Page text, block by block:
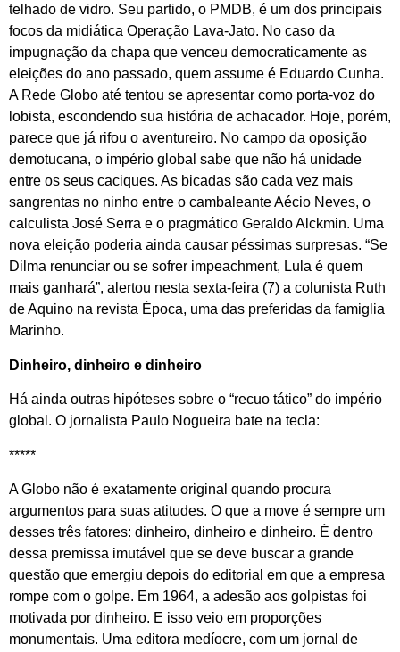
telhado de vidro. Seu partido, o PMDB, é um dos principais
focos da midiática Operação Lava-Jato. No caso da
impugnação da chapa que venceu democraticamente as
eleições do ano passado, quem assume é Eduardo Cunha.
A Rede Globo até tentou se apresentar como porta-voz do
lobista, escondendo sua história de achacador. Hoje, porém,
parece que já rifou o aventureiro. No campo da oposição
demotucana, o império global sabe que não há unidade
entre os seus caciques. As bicadas são cada vez mais
sangrentas no ninho entre o cambaleante Aécio Neves, o
calculista José Serra e o pragmático Geraldo Alckmin. Uma
nova eleição poderia ainda causar péssimas surpresas. “Se
Dilma renunciar ou se sofrer impeachment, Lula é quem
mais ganhará”, alertou nesta sexta-feira (7) a colunista Ruth
de Aquino na revista Época, uma das preferidas da famiglia
Marinho.
Dinheiro, dinheiro e dinheiro
Há ainda outras hipóteses sobre o “recuo tático” do império
global. O jornalista Paulo Nogueira bate na tecla:
*****
A Globo não é exatamente original quando procura
argumentos para suas atitudes. O que a move é sempre um
desses três fatores: dinheiro, dinheiro e dinheiro. É dentro
dessa premissa imutável que se deve buscar a grande
questão que emergiu depois do editorial em que a empresa
rompe com o golpe. Em 1964, a adesão aos golpistas foi
motivada por dinheiro. E isso veio em proporções
monumentais. Uma editora medíocre, com um jornal de